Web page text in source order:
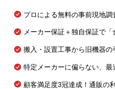
プロによる無料の事前現地調
メーカー保証＋独自保証で「
搬入・設置工事から旧機器
特定メーカーに偏らない、最
顧客満足度3冠達成！通販の